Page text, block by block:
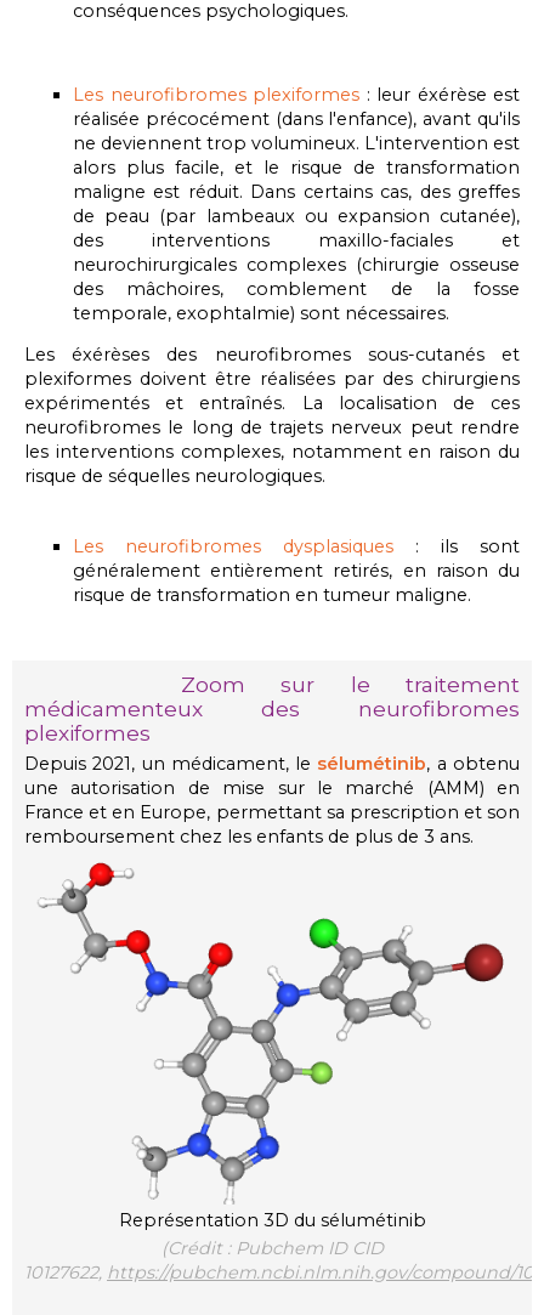
conséquences psychologiques.
Les neurofibromes plexiformes : leur éxérèse est
réalisée précocément (dans l'enfance), avant qu'ils
ne deviennent trop volumineux. L'intervention est
alors plus facile, et le risque de transformation
maligne est réduit. Dans certains cas, des greffes
de peau (par lambeaux ou expansion cutanée),
des interventions maxillo-faciales et
neurochirurgicales complexes (chirurgie osseuse
des mâchoires, comblement de la fosse
temporale, exophtalmie) sont nécessaires.
Les éxérèses des neurofibromes sous-cutanés et
plexiformes doivent être réalisées par des chirurgiens
expérimentés et entraînés. La localisation de ces
neurofibromes le long de trajets nerveux peut rendre
les interventions complexes, notamment en raison du
risque de séquelles neurologiques.
Les neurofibromes dysplasiques : ils sont
généralement entièrement retirés, en raison du
risque de transformation en tumeur maligne.
Zoom sur le traitement
médicamenteux des neurofibromes
plexiformes
Depuis 2021, un médicament, le sélumétinib, a obtenu
une autorisation de mise sur le marché (AMM) en
France et en Europe, permettant sa prescription et son
remboursement chez les enfants de plus de 3 ans.
Représentation 3D du sélumétinib
(Crédit : Pubchem ID CID
10127622, https://pubchem.ncbi.nlm.nih.gov/compound/